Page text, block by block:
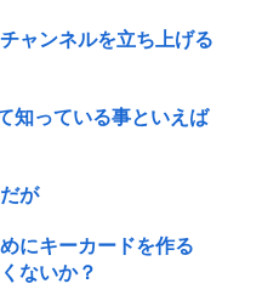
ャンネルを立ち上げる
知っている事といえば
が
にキーカードを作る
ないか？